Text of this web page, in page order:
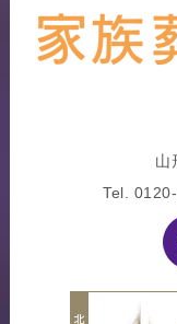
山
Tel.